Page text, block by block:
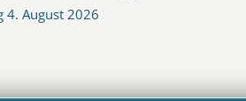
4. August 2026